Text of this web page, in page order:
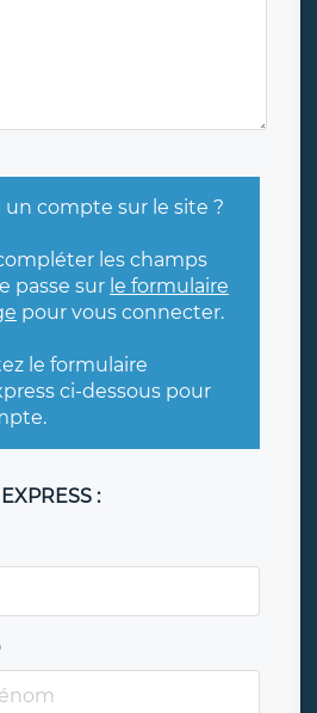
un compte sur le site ?
les champs
passe sur le formulaire
pour vous connecter.
le formulaire
ci-dessous pour
: